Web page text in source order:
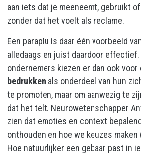
aan iets dat je meeneemt, gebruikt
zonder dat het voelt als reclame.
Een paraplu is daar één voorbeeld
alledaags en juist daardoor effectief.
ondernemers kiezen er dan ook voor
bedrukken als onderdeel van hun
te promoten, maar om aanwezig te
dat het telt. Neurowetenschapper
zien dat emoties en context
onthouden en hoe we keuzes maken
Hoe natuurlijker een gebaar past in